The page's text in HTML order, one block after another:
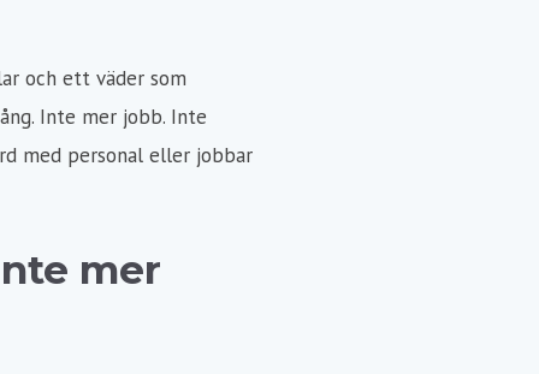
och ett väder som
Inte mer jobb. Inte
med personal eller jobbar
mer